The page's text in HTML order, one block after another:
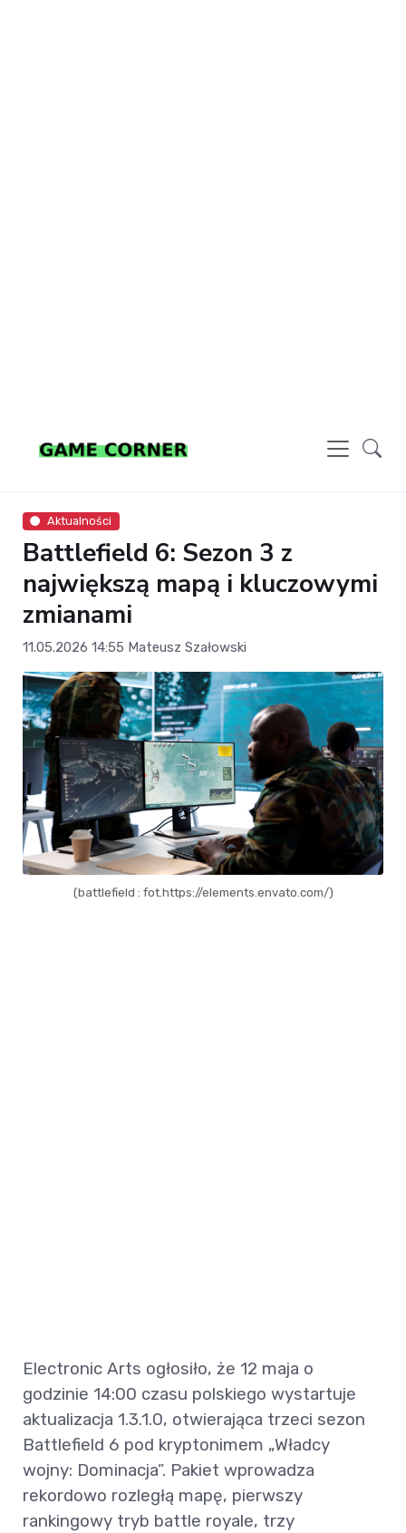
Aktualności
Battlefield 6: Sezon 3 z
największą mapą i kluczowymi
zmianami
11.05.2026 14:55 Mateusz Szałowski
(battlefield : fot.https://elements.envato.com/)
Electronic Arts ogłosiło, że 12 maja o
godzinie 14:00 czasu polskiego wystartuje
aktualizacja 1.3.1.0, otwierająca trzeci sezon
Battlefield 6 pod kryptonimem „Władcy
wojny: Dominacja”. Pakiet wprowadza
rekordowo rozległą mapę, pierwszy
rankingowy tryb battle royale, trzy